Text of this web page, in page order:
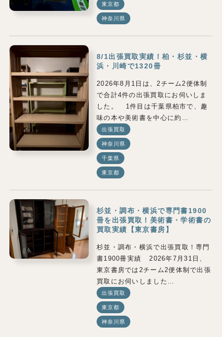
東京都
神奈川県
8/1出張買取実績！柏・杉並・横
浜・川崎で1320冊
2026年8月1日は、2チーム2便体制
で合計4件の出張買取にお伺いしま
した。 1件目は千葉県柏市で、趣
味の本や美術書を中心に約…
出張買取
神奈川県
千葉県
東京都
杉並・調布・横浜で専門書1900
冊を出張買取！美術書・学術書の
買取実績【東京書房】
杉並・調布・横浜で出張買取！専門
書1900冊実績 2026年7月31日、
東京書房では2チーム2便体制で出張
買取にお伺いしました…
出張買取
東京都
神奈川県